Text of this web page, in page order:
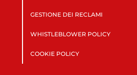
GESTIONE DEI RECLAMI
WHISTLEBLOWER POLICY
COOKIE POLICY